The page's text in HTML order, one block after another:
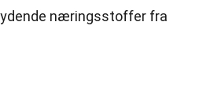
næringsstoffer fra